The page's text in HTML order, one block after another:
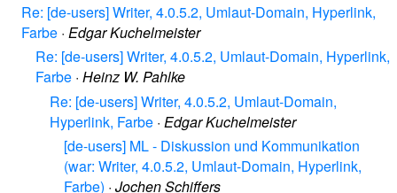
Re: [de-users] Writer, 4.0.5.2, Umlaut-Domain, Hyperlink,
Farbe · Edgar Kuchelmeister
Re: [de-users] Writer, 4.0.5.2, Umlaut-Domain, Hyperlink,
Farbe · Heinz W. Pahlke
Re: [de-users] Writer, 4.0.5.2, Umlaut-Domain,
Hyperlink, Farbe · Edgar Kuchelmeister
[de-users] ML - Diskussion und Kommunikation
(war: Writer, 4.0.5.2, Umlaut-Domain, Hyperlink,
Farbe) · Jochen Schiffers